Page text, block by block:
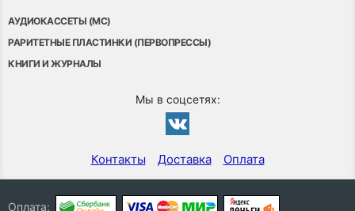
АУДИОКАССЕТЫ (MC)
РАРИТЕТНЫЕ ПЛАСТИНКИ (ПЕРВОПРЕССЫ)
КНИГИ И ЖУРНАЛЫ
Мы в соцсетях:
Контакты Доставка Оплата
Оплата: